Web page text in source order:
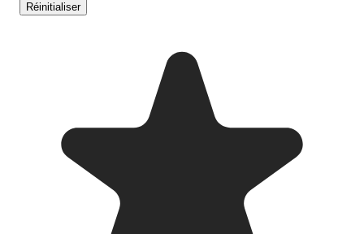
Réinitialiser